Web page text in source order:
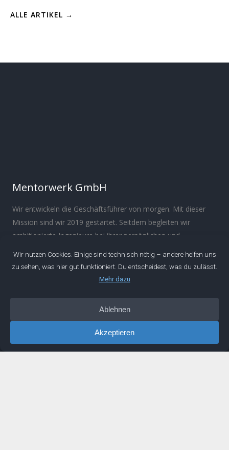
ALLE ARTIKEL →
Mentorwerk GmbH
Wir entwickeln die Geschäftsführer von morgen. Mit dieser
Mission sind wir 2019 gestartet. Seitdem begleiten wir
ambitionierte Ingenieure bei ihrer persönlichen und
Über Manifest Impressum Datenschutz
Podcast
Buch